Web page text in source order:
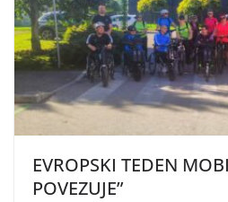
EVROPSKI TEDEN
POVEZUJE”